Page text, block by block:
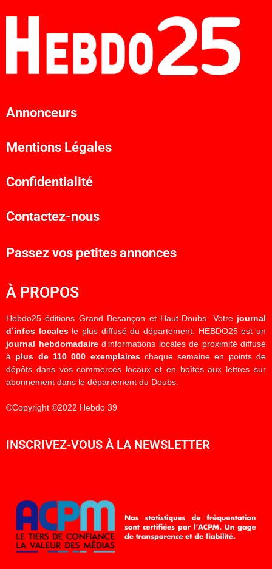
Annonceurs
Mentions Légales
Confidentialité
Contactez-nous
Passez vos petites annonces
À PROPOS
Hebdo25 éditions Grand Besançon et Haut-Doubs. Votre journal
d’infos localesle plus diffusé du département. HEBDO25 est un
journal hebdomadaired’informations locales de proximité diffusé
à plus de 110 000 exemplaireschaque semaine en points de
dépôts dans vos commerces locaux et en boîtes aux lettres sur
abonnement dans le département du Doubs.
©Copyright ©2022 Hebdo 39
INSCRIVEZ-VOUS À LA NEWSLETTER